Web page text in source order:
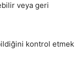
veya geri
kontrol etmek